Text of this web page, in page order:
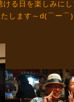
る日を楽しみに
たします～d(⌒ー